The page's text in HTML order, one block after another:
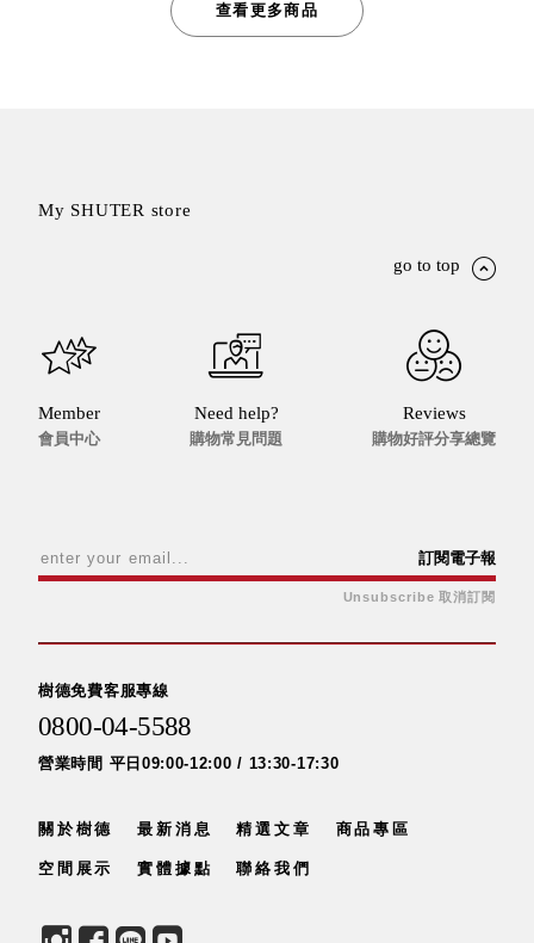
查看更多商品
My SHUTER store
go to top
Member
會員中心
Need help?
購物常見問題
Reviews
購物好評分享總覽
訂閱電子報
Unsubscribe 取消訂閱
樹德免費客服專線
0800-04-5588
營業時間 平日09:00-12:00 / 13:30-17:30
關於樹德 最新消息 精選文章 商品專區
空間展示 實體據點 聯絡我們